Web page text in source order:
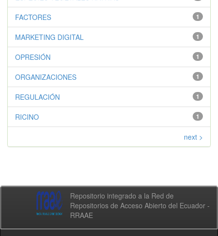
1
FACTORES
1
MARKETING DIGITAL
1
OPRESIÓN
1
ORGANIZACIONES
1
REGULACIÓN
1
RICINO
next >
Repositorio integrado a la Red de
Repositorios de Acceso Abierto del Ecuador -
RRAAE